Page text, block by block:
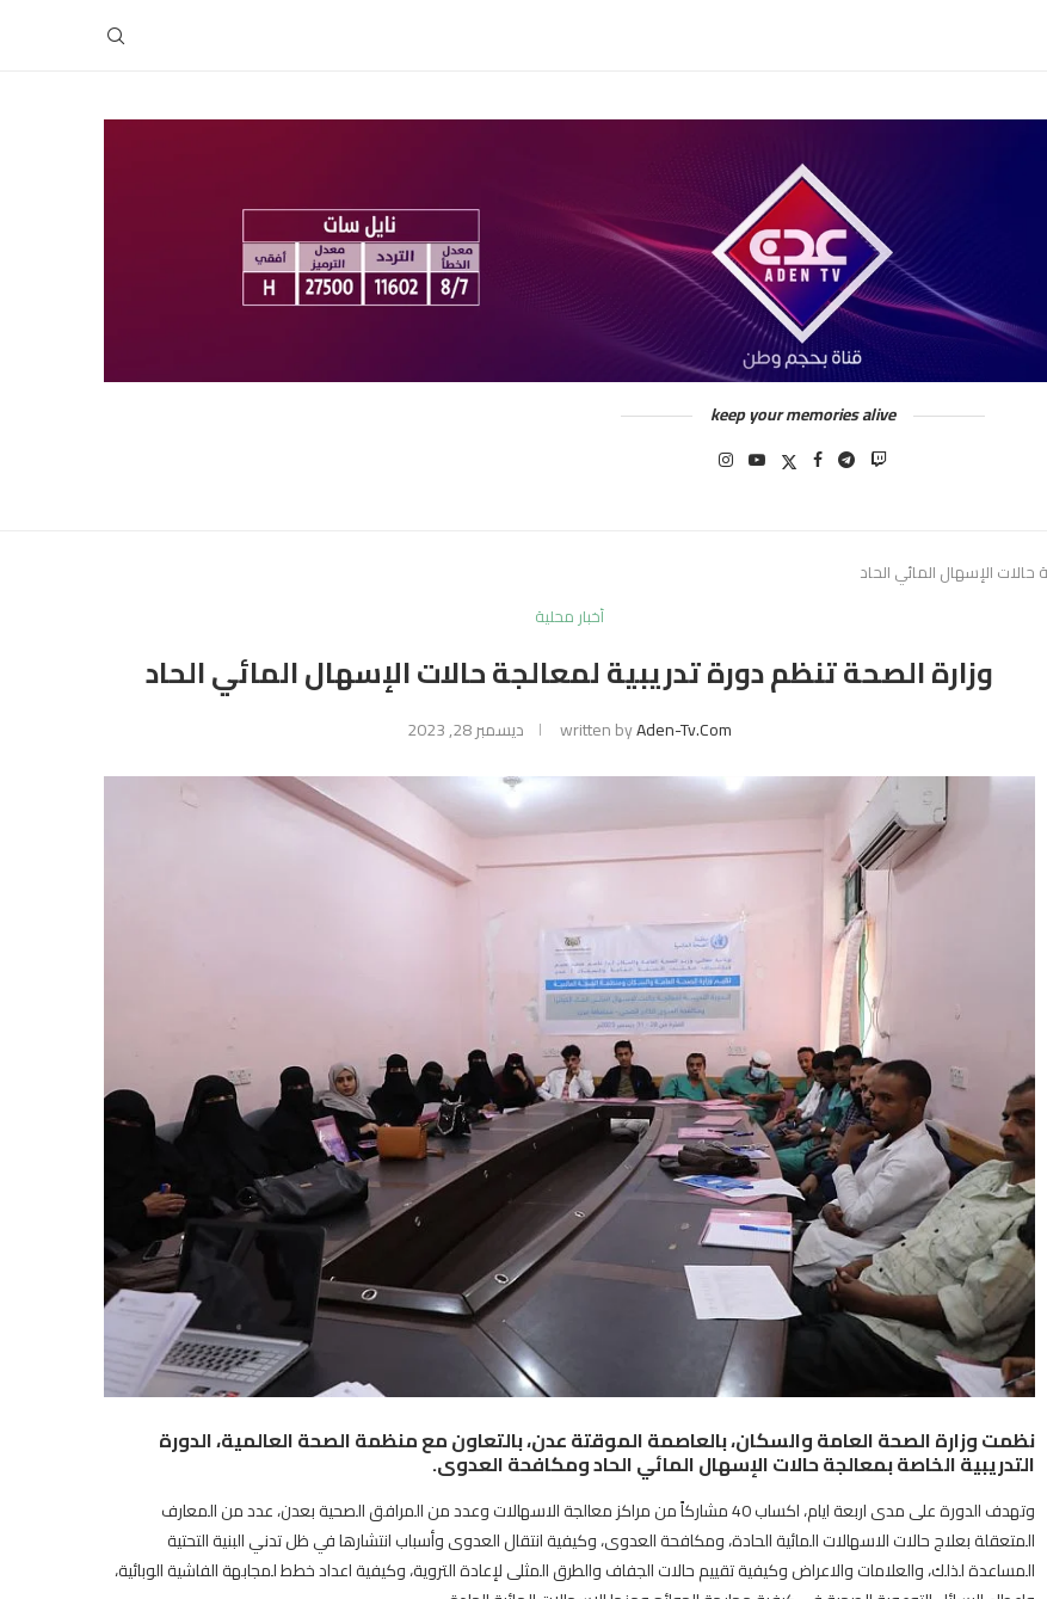
keep your memories alive
حالات الإسهال المائي الحاد
أخبار محلية
وزارة الصحة تنظم دورة تدريبية لمعالجة حالات الإسهال المائي الحاد
written byAden-Tv.com ديسمبر 28, 2023
نظمت وزارة الصحة العامة والسكان، بالعاصمة الموقتة عدن، بالتعاون مع منظمة الصحة العالمية، الدورة
التدريبية الخاصة بمعالجة حالات الإسهال المائي الحاد ومكافحة العدوى.
وتهدف الدورة على مدى اربعة ايام، اكساب 40 مشاركاً من مراكز معالجة الاسهالات وعدد من المرافق الصحية بعدن، عدد من المعارف
المتعقلة بعلاج حالات الاسهالات المائية الحادة، ومكافحة العدوى، وكيفية انتقال العدوى وأسباب انتشارها في ظل تدني البنية التحتية
المساعدة لذلك، والعلامات والاعراض وكيفية تقييم حالات الجفاف والطرق المثلى لإعادة التروية، وكيفية اعداد خطط لمجابهة الفاشية الوبائية،